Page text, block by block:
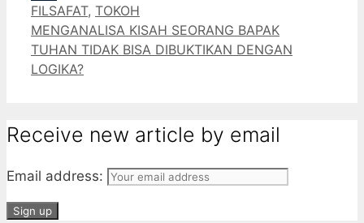
Tumblr
Categories
FILSAFAT, TOKOH
MENGANALISA KISAH SEORANG BAPAK
TUHAN TIDAK BISA DIBUKTIKAN DENGAN
LOGIKA?
Receive new article by email
Email address: